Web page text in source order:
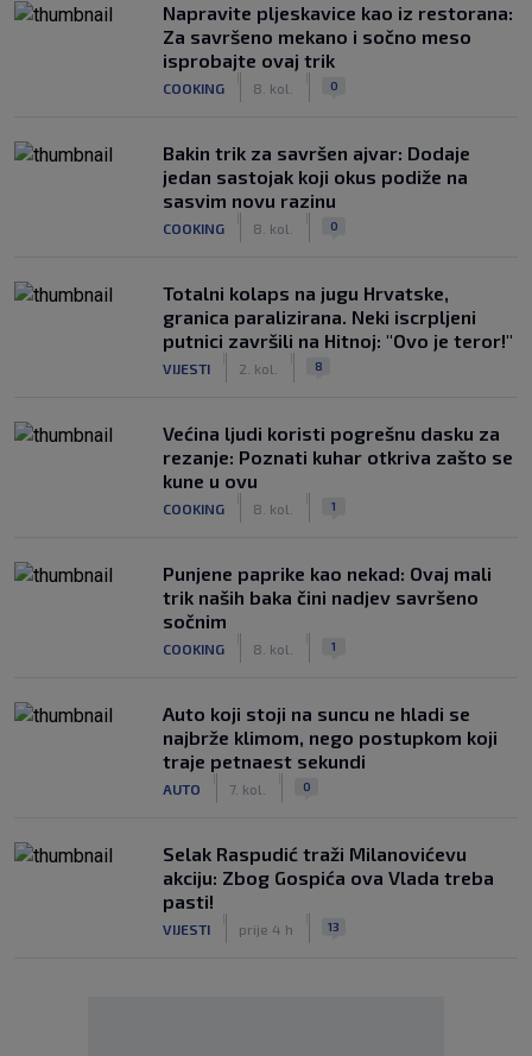
Napravite pljeskavice kao iz restorana:
Za savršeno mekano i sočno meso
isprobajte ovaj trik
COOKING 8. kol. 0
Bakin trik za savršen ajvar: Dodaje
jedan sastojak koji okus podiže na
sasvim novu razinu
COOKING 8. kol. 0
Totalni kolaps na jugu Hrvatske,
granica paralizirana. Neki iscrpljeni
putnici završili na Hitnoj: "Ovo je teror!"
VIJESTI 2. kol. 8
Većina ljudi koristi pogrešnu dasku za
rezanje: Poznati kuhar otkriva zašto se
kune u ovu
COOKING 8. kol. 1
Punjene paprike kao nekad: Ovaj mali
trik naših baka čini nadjev savršeno
sočnim
COOKING 8. kol. 1
Auto koji stoji na suncu ne hladi se
najbrže klimom, nego postupkom koji
traje petnaest sekundi
AUTO 7. kol. 0
Selak Raspudić traži Milanovićevu
akciju: Zbog Gospića ova Vlada treba
pasti!
VIJESTI prije 4 h 13